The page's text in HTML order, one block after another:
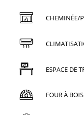
CHEMINÉE/
ESPACE DE
FOUR À BOIS